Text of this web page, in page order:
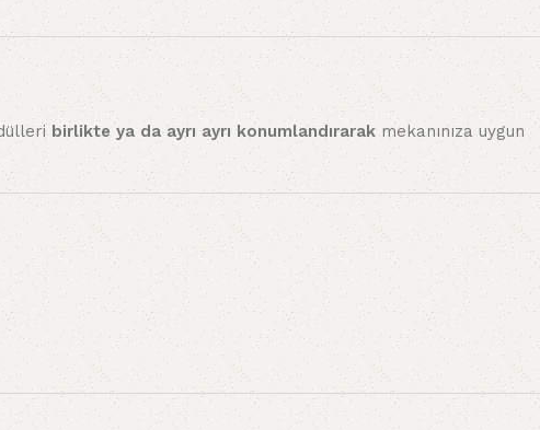
birlikte ya da ayrı ayrı konumlandırarakmekanınıza uygun